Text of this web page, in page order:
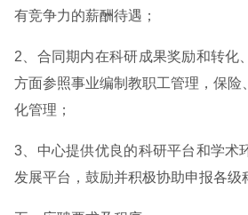
有竞争力的薪酬待遇；
2、合同期内在科研成果奖励和转化
方面参照事业编制教职工管理，保险
化管理；
3、中心提供优良的科研平台和学术
发展平台，鼓励并积极协助申报各级